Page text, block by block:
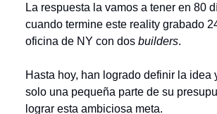
La respuesta la vamos a tener en 80
cuando termine este reality grabado
oficina de NY con dos builders.
Hasta hoy, han logrado definir la idea
solo una pequeña parte de su
lograr esta ambiciosa meta.